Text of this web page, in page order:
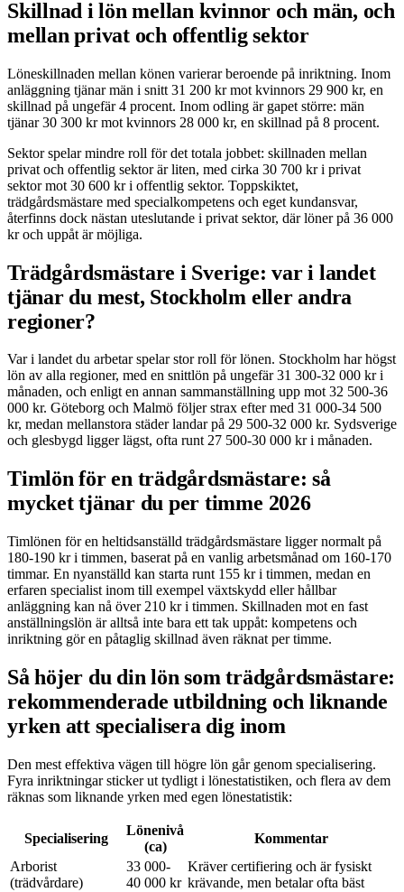
Skillnad i lön mellan kvinnor och män, och
mellan privat och offentlig sektor
Löneskillnaden mellan könen varierar beroende på inriktning. Inom
anläggning tjänar män i snitt 31 200 kr mot kvinnors 29 900 kr, en
skillnad på ungefär 4 procent. Inom odling är gapet större: män
tjänar 30 300 kr mot kvinnors 28 000 kr, en skillnad på 8 procent.
Sektor spelar mindre roll för det totala jobbet: skillnaden mellan
privat och offentlig sektor är liten, med cirka 30 700 kr i privat
sektor mot 30 600 kr i offentlig sektor. Toppskiktet,
trädgårdsmästare med specialkompetens och eget kundansvar,
återfinns dock nästan uteslutande i privat sektor, där löner på 36 000
kr och uppåt är möjliga.
Trädgårdsmästare i Sverige: var i landet
tjänar du mest, Stockholm eller andra
regioner?
Var i landet du arbetar spelar stor roll för lönen. Stockholm har högst
lön av alla regioner, med en snittlön på ungefär 31 300-32 000 kr i
månaden, och enligt en annan sammanställning upp mot 32 500-36
000 kr. Göteborg och Malmö följer strax efter med 31 000-34 500
kr, medan mellanstora städer landar på 29 500-32 000 kr. Sydsverige
och glesbygd ligger lägst, ofta runt 27 500-30 000 kr i månaden.
Timlön för en trädgårdsmästare: så
mycket tjänar du per timme 2026
Timlönen för en heltidsanställd trädgårdsmästare ligger normalt på
180-190 kr i timmen, baserat på en vanlig arbetsmånad om 160-170
timmar. En nyanställd kan starta runt 155 kr i timmen, medan en
erfaren specialist inom till exempel växtskydd eller hållbar
anläggning kan nå över 210 kr i timmen. Skillnaden mot en fast
anställningslön är alltså inte bara ett tak uppåt: kompetens och
inriktning gör en påtaglig skillnad även räknat per timme.
Så höjer du din lön som trädgårdsmästare:
rekommenderade utbildning och liknande
yrken att specialisera dig inom
Den mest effektiva vägen till högre lön går genom specialisering.
Fyra inriktningar sticker ut tydligt i lönestatistiken, och flera av dem
räknas som liknande yrken med egen lönestatistik:
Specialisering
Lönenivå
(ca)
Kommentar
Arborist
(trädvårdare)
33 000-
40 000 kr
Kräver certifiering och är fysiskt
krävande, men betalar ofta bäst